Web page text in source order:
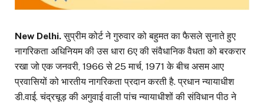
New Delhi.सुप्रीम कोर्ट ने गुरुवार को बहुमत का फैसले सुनाते हुए
नागरिकता अधिनियम की उस धारा 6ए की संवैधानिक वैधता को बरकरार
रखा जो एक जनवरी, 1966 से 25 मार्च, 1971 के बीच असम आए
प्रवासियों को भारतीय नागरिकता प्रदान करती है. प्रधान न्यायाधीश
डी.वाई. चंद्रचूड़ की अगुवाई वाली पांच न्यायाधीशों की संविधान पीठ ने